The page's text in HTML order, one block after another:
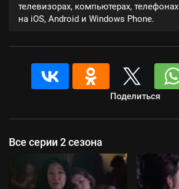
телевизорах, компьютерах,
на iOS, Android и Windows Phone.
Поделиться
Все серии 2 сезона